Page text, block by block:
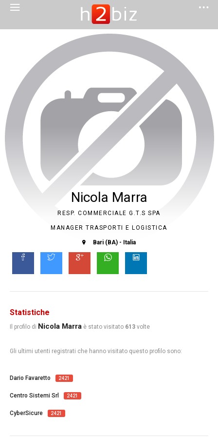
Nicola Marra
RESP. COMMERCIALE G.T.S SPA
MANAGER TRASPORTI E LOGISTICA
Bari (BA) - Italia
Statistiche
Il profilo di Nicola Marra è stato visitato 613 volte
Gli ultimi utenti registrati che hanno visitato questo profilo sono:
Dario Favaretto 2421
Centro Sistemi Srl 2421
CyberSicure 2421